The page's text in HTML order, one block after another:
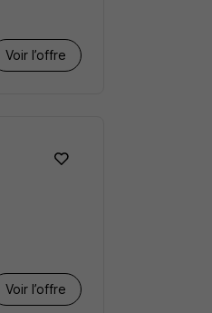
Voir l’offre
Voir l’offre